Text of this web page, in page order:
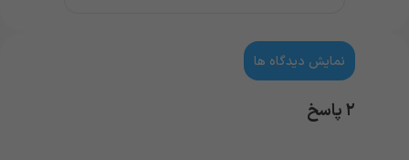
نمایش دیدگاه ها
۲ پاسخ